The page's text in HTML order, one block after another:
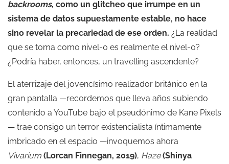
backrooms, como un glitcheo que irrumpe en un
sistema de datos supuestamente estable, no hace
sino revelar la precariedad de ese orden. ¿La realidad
que se toma como nivel-0 es realmente el nivel-0?
¿Podría haber, entonces, un travelling ascendente?
El aterrizaje del jovencísimo realizador británico en la
gran pantalla —recordemos que lleva años subiendo
contenido a YouTube bajo el pseudónimo de Kane Pixels
— trae consigo un terror existencialista íntimamente
imbricado en el espacio —invoquemos ahora
Vivarium (Lorcan Finnegan, 2019), Haze(Shinya